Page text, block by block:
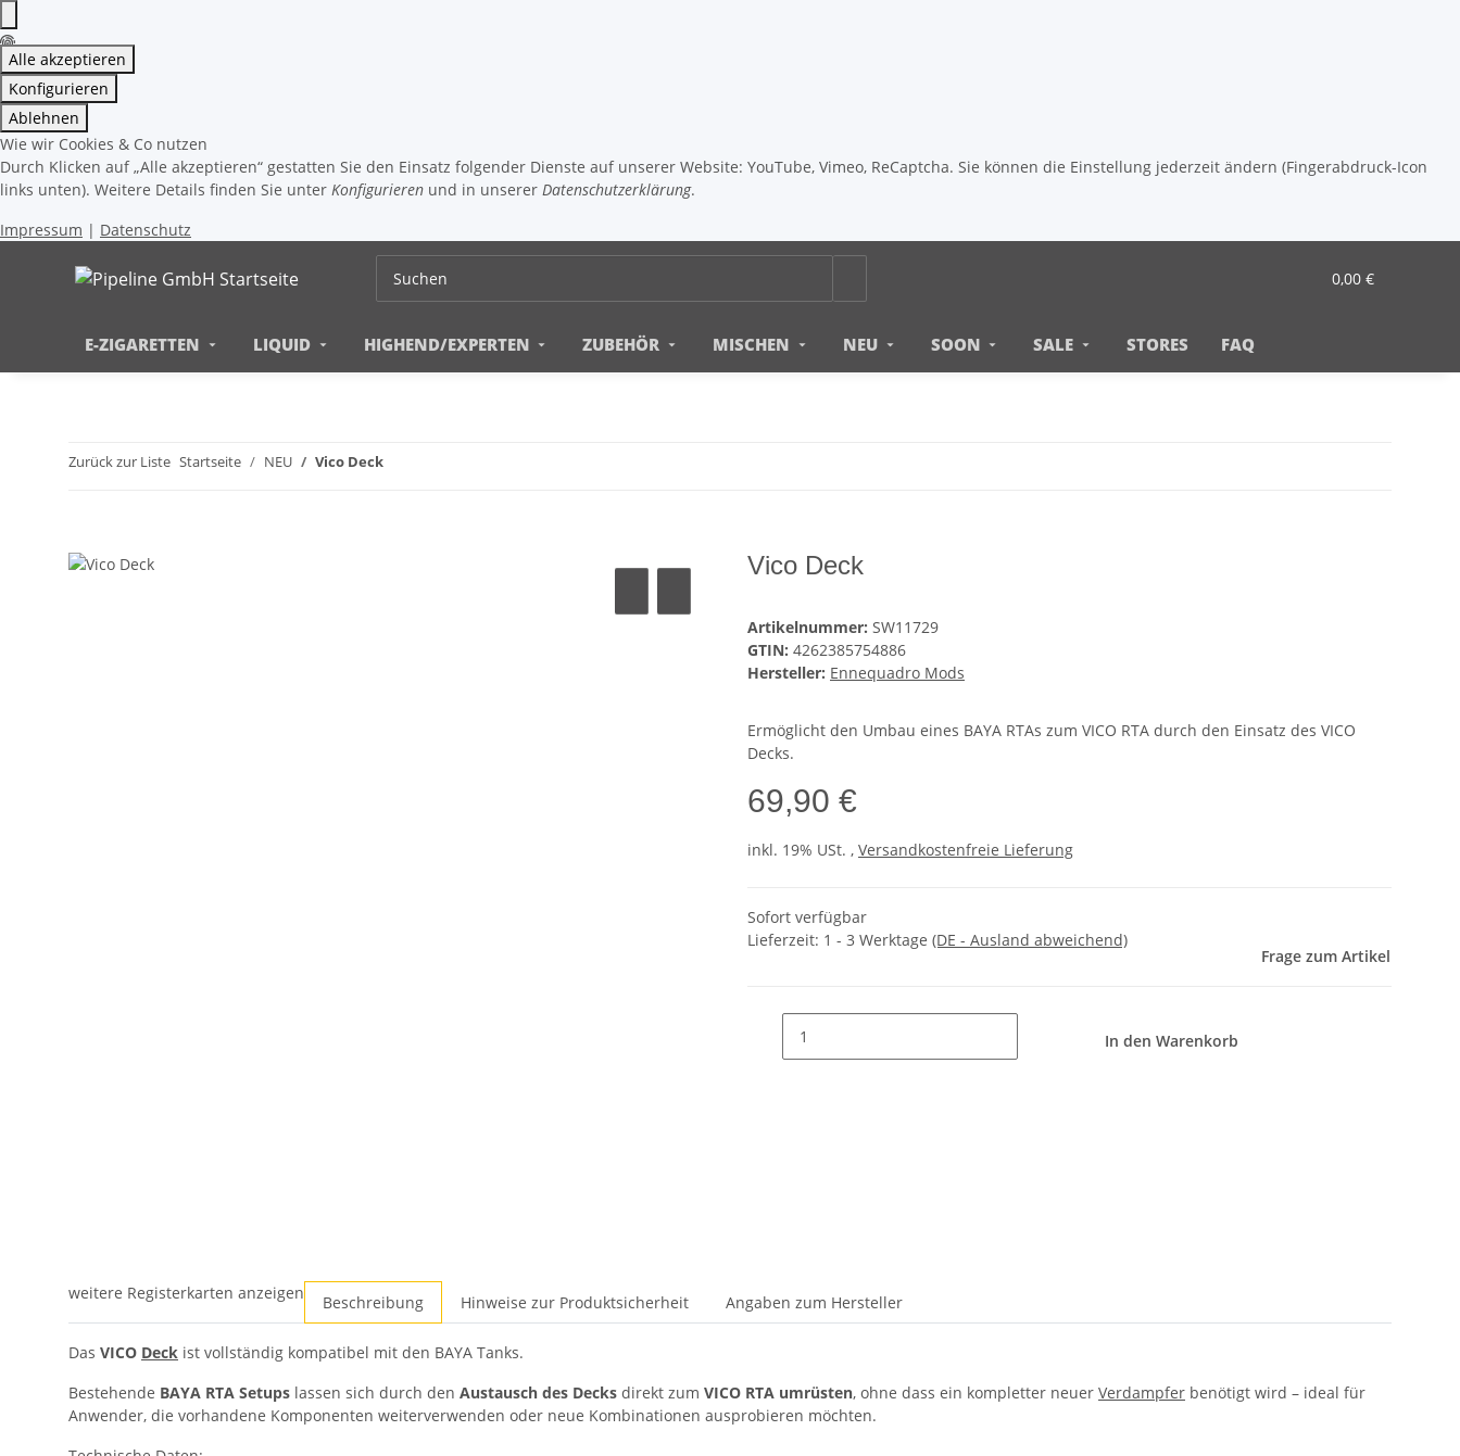
Alle akzeptieren
Konfigurieren
Ablehnen
Wie wir Cookies & Co nutzen
Durch Klicken auf „Alle akzeptieren“ gestatten Sie den Einsatz folgender Dienste auf unserer Website: YouTube, Vimeo, ReCaptcha. Sie können die Einstellung jederzeit ändern (Fingerabdruck-Icon
links unten). Weitere Details finden Sie unter Konfigurieren und in unserer Datenschutzerklärung.
Impressum | Datenschutz
0,00 €
E-ZIGARETTEN LIQUID HIGHEND/EXPERTEN ZUBEHÖR MISCHEN NEU SOON SALE STORES FAQ
Zurück zur Liste Startseite NEU Vico Deck
Vico Deck
Artikelnummer: SW11729
GTIN: 4262385754886
Hersteller: Ennequadro Mods
Ermöglicht den Umbau eines BAYA RTAs zum VICO RTA durch den Einsatz des VICO
Decks.
69,90 €
inkl. 19% USt. , Versandkostenfreie Lieferung
Sofort verfügbar
Lieferzeit: 1 - 3 Werktage (DE - Ausland abweichend)
Frage zum Artikel
In den Warenkorb
weitere Registerkarten anzeigen Beschreibung Hinweise zur Produktsicherheit Angaben zum Hersteller
Das VICO Deck ist vollständig kompatibel mit den BAYA Tanks.
Bestehende BAYA RTA Setups lassen sich durch den Austausch des Decks direkt zum VICO RTA umrüsten, ohne dass ein kompletter neuer Verdampfer benötigt wird – ideal für
Anwender, die vorhandene Komponenten weiterverwenden oder neue Kombinationen ausprobieren möchten.